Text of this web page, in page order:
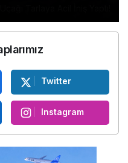
Twitter
Instagram